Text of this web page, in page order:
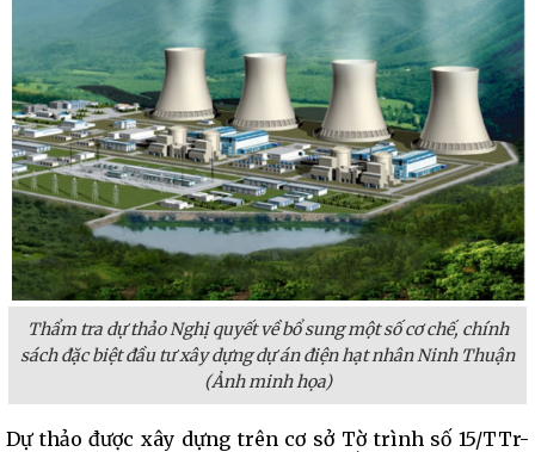
Thẩm tra dự thảo Nghị quyết về bổ sung một số cơ chế, chính
sách đặc biệt đầu tư xây dựng dự án điện hạt nhân Ninh Thuận
(Ảnh minh họa)
Dự thảo được xây dựng trên cơ sở Tờ trình số 15/TTr-